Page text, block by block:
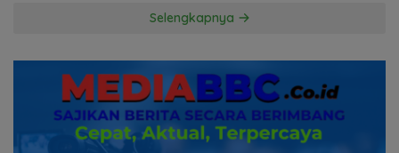
Selengkapnya